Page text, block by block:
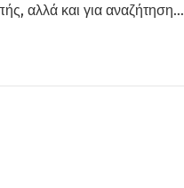
αλλά και για αναζήτηση…